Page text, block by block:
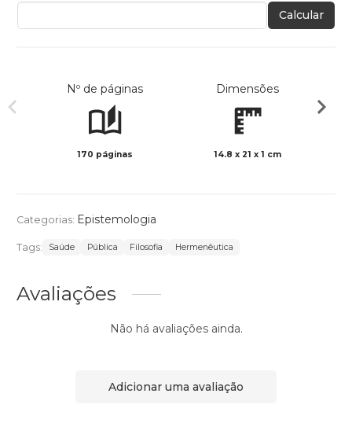
Calcular
Nº de páginas
170 páginas
Dimensões
14.8 x 21 x 1 cm
Categorias: Epistemologia
Tags: Saúde Pública Filosofia Hermenêutica
Avaliações
Não há avaliações ainda.
Adicionar uma avaliação